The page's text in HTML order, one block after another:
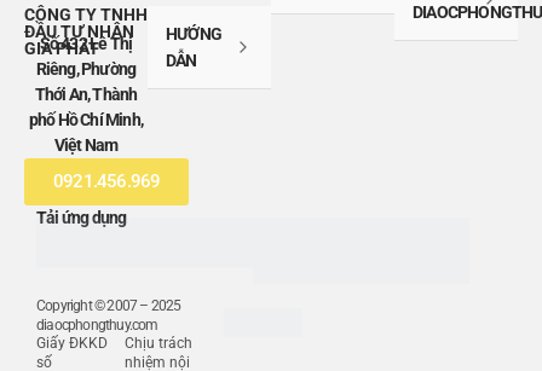
CÔNG TY TNHH
ĐẦU TƯ NHÂN
GIA PHÁT
Số 432 Lê Thị
Riêng, Phường
Thới An, Thành
phố Hồ Chí Minh,
Việt Nam
0921.456.969
HƯỚNG
DẪN
Tải ứng dụng
Copyright © 2007 – 2025
diaocphongthuy.com
Giấy ĐKKD
số
Chịu trách
nhiệm nội